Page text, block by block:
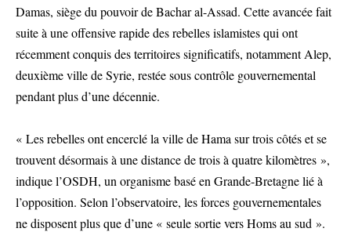
Damas, siège du pouvoir de Bachar al-Assad. Cette avancée fait
suite à une offensive rapide des rebelles islamistes qui ont
récemment conquis des territoires significatifs, notamment Alep,
deuxième ville de Syrie, restée sous contrôle gouvernemental
pendant plus d’une décennie.
« Les rebelles ont encerclé la ville de Hama sur trois côtés et se
trouvent désormais à une distance de trois à quatre kilomètres »,
indique l’OSDH, un organisme basé en Grande-Bretagne lié à
l’opposition. Selon l’observatoire, les forces gouvernementales
ne disposent plus que d’une « seule sortie vers Homs au sud ».